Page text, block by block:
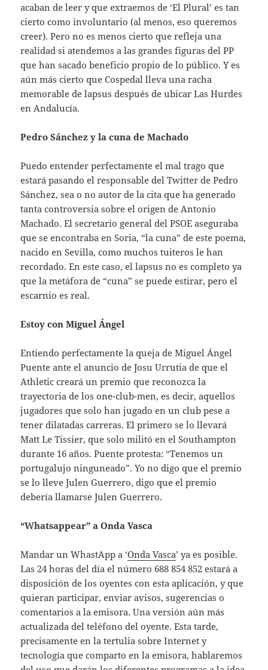
acaban de leer y que extraemos de ‘El Plural’ es tan
cierto como involuntario (al menos, eso queremos
creer). Pero no es menos cierto que refleja una
realidad si atendemos a las grandes figuras del PP
que han sacado beneficio propio de lo público. Y es
aún más cierto que Cospedal lleva una racha
memorable de lapsus después de ubicar Las Hurdes
en Andalucía.
Pedro Sánchez y la cuna de Machado
Puedo entender perfectamente el mal trago que
estará pasando el responsable del Twitter de Pedro
Sánchez, sea o no autor de la cita que ha generado
tanta controversia sobre el origen de Antonio
Machado. El secretario general del PSOE aseguraba
que se encontraba en Soria, “la cuna” de este poema,
nacido en Sevilla, como muchos tuiteros le han
recordado. En este caso, el lapsus no es completo ya
que la metáfora de “cuna” se puede estirar, pero el
escarnio es real.
Estoy con Miguel Ángel
Entiendo perfectamente la queja de Miguel Ángel
Puente ante el anuncio de Josu Urrutia de que el
Athletic creará un premio que reconozca la
trayectoria de los one-club-men, es decir, aquellos
jugadores que solo han jugado en un club pese a
tener dilatadas carreras. El primero se lo llevará
Matt Le Tissier, que solo militó en el Southampton
durante 16 años. Puente protesta: “Tenemos un
portugalujo ninguneado”. Yo no digo que el premio
se lo lleve Julen Guerrero, digo que el premio
debería llamarse Julen Guerrero.
“Whatsappear” a Onda Vasca
Mandar un WhastApp a ‘Onda Vasca’ ya es posible.
Las 24 horas del día el número 688 854 852 estará a
disposición de los oyentes con esta aplicación, y que
quieran participar, enviar avisos, sugerencias o
comentarios a la emisora. Una versión aún más
actualizada del teléfono del oyente. Esta tarde,
precisamente en la tertulia sobre Internet y
tecnología que comparto en la emisora, hablaremos